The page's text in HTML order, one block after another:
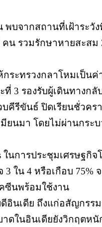
บจากสถานที่เฝ้าระวั
น รวมรักษาหายสะสม
ระทรวงกลาโหมเป็น
ะที่ 3 รองรับผู้เดินทางก
บคีรีขันธ์ ปิดเรียนชั่วคร
ยนมา โดยไม่ผ่านกระ
นการประชุมเศรษฐกิจโ
3 ใน 4 หรือเกือบ 75%
ซีนพร้อมใช้งาน
อินเดีย ถึงแก่อสัญกรร
ดในอินเดียยังวิกฤตหนั